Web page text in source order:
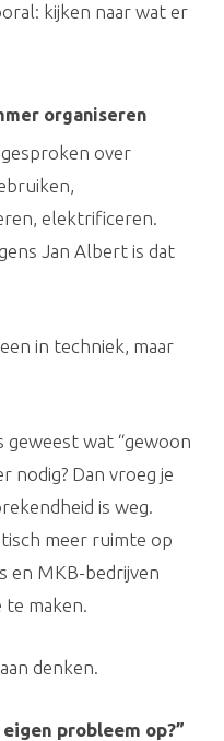
kijken naar wat er
organiseren
over
elektrificeren.
Jan Albert is dat
in techniek, maar
geweest wat “gewoon
nodig? Dan vroeg je
is weg.
meer ruimte op
en MKB-bedrijven
te maken.
denken.
probleem op?”